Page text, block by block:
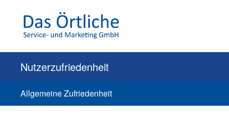
Nutzerzufriedenheit
Allgemeine Zufriedenheit